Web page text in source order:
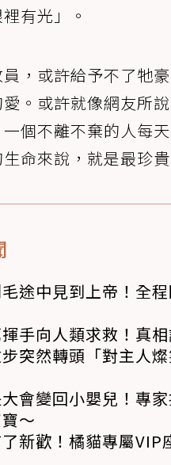
有光」。
，或許給予不了牠
。或許就像網友所
個不離不棄的人每
命來說，就是最珍貴
途中見到上帝！全
手向人類求救！真
突然轉頭「對主人
會變回小嬰兒！專
～
新歡！橘貓專屬VIP